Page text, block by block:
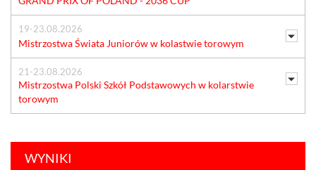
19-23.08.2026
Mistrzostwa Świata Juniorów w kolastwie torowym
21-23.08.2026
Mistrzostwa Polski Szkół Podstawowych w kolarstwie
torowym
WYNIKI